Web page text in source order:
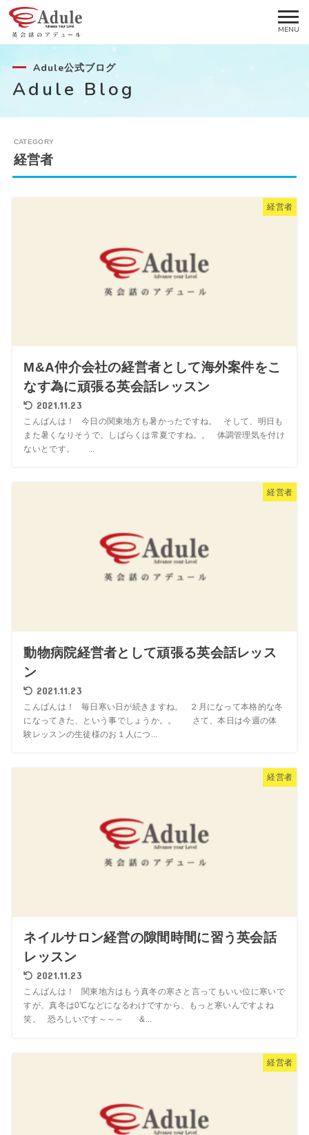
Adule公式ブログ
Adule Blog
経営者
経営者
M&A仲介会社の経営者として海外案件をこ
なす為に頑張る英会話レッスン
2021.11.23
こんばんは！ 今日の関東地方も暑かったですね。 そして、明日も
また暑くなりそうで、しばらくは常夏ですね。。 体調管理気を付け
ないとです。 ...
経営者
動物病院経営者として頑張る英会話レッス
ン
2021.11.23
こんばんは！ 毎日寒い日が続きますね。 ２月になって本格的な冬
になってきた、という事でしょうか。。 さて、本日は今週の体
験レッスンの生徒様のお１人につ...
経営者
ネイルサロン経営の隙間時間に習う英会話
レッスン
2021.11.23
こんばんは！ 関東地方はもう真冬の寒さと言ってもいい位に寒いで
すが、真冬は0℃などになるわけですから、もっと寒いんですよね
笑。 恐ろしいです～～～ &...
経営者